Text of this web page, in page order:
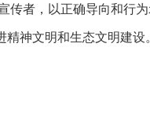
者，以正确导向和行
神文明和生态文明建设。